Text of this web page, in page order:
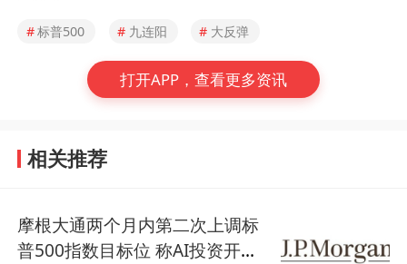
#标普500 # 九连阳 # 大反弹
打开APP，查看更多资讯
相关推荐
摩根大通两个月内第二次上调标
普500指数目标位 称AI投资开始